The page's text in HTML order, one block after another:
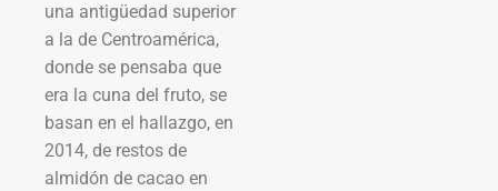
una antigüedad superior
a la de Centroamérica,
donde se pensaba que
era la cuna del fruto, se
basan en el hallazgo, en
2014, de restos de
almidón de cacao en